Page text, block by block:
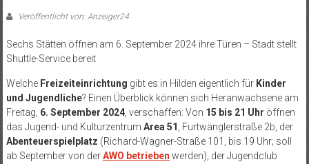
Veröffentlicht von: Anzeiger24
Sechs Stätten öffnen am 6. September 2024 ihre Türen – Stadt stellt
Shuttle-Service bereit
Welche Freizeiteinrichtung gibt es in Hilden eigentlich für Kinder
und Jugendliche? Einen Überblick können sich Heranwachsene am
Freitag, 6. September 2024, verschaffen: Von 15 bis 21 Uhr öffnen
das Jugend- und Kulturzentrum Area 51 , Furtwänglerstraße 2b, der
Abenteuerspielplatz (Richard-Wagner-Straße 101, bis 19 Uhr; soll
ab September von derAWO betrieben werden), der Jugendclub